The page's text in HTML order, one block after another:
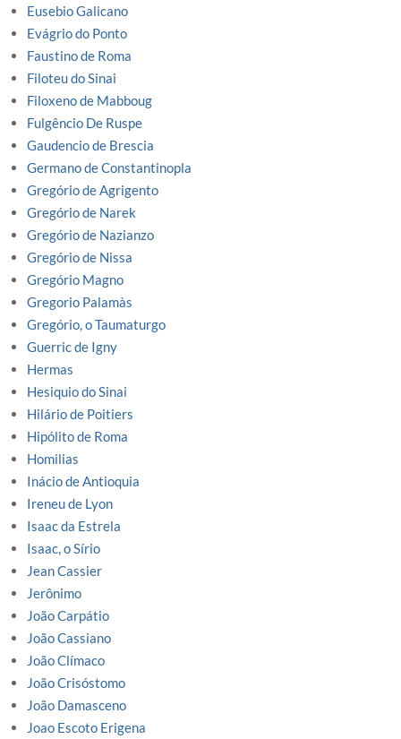
Eusebio Galicano
Evágrio do Ponto
Faustino de Roma
Filoteu do Sinai
Filoxeno de Mabboug
Fulgêncio De Ruspe
Gaudencio de Brescia
Germano de Constantinopla
Gregório de Agrigento
Gregório de Narek
Gregório de Nazianzo
Gregório de Nissa
Gregório Magno
Gregorio Palamàs
Gregório, o Taumaturgo
Guerric de Igny
Hermas
Hesiquio do Sinai
Hilário de Poitiers
Hipólito de Roma
Homilias
Inácio de Antioquia
Ireneu de Lyon
Isaac da Estrela
Isaac, o Sírio
Jean Cassier
Jerônimo
João Carpátio
João Cassiano
João Clímaco
João Crisóstomo
João Damasceno
Joao Escoto Erigena